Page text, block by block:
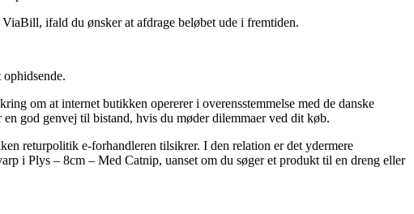
ifald du ønsker at afdrage beløbet ude i fremtiden.
om at internet butikken opererer i overensstemmelse med de danske
god genvej til bistand, hvis du møder dilemmaer ved dit køb.
returpolitik e-forhandleren tilsikrer. I den relation er det ydermere
i Plys – 8cm – Med Catnip, uanset om du søger et produkt til en dreng eller